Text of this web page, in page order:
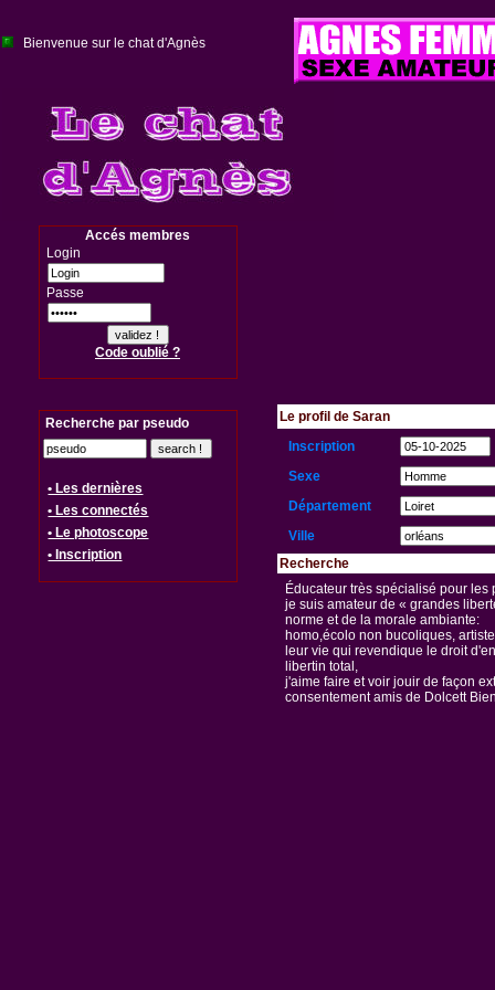
Bienvenue sur le chat d'Agnès
Accés membres
Login
Passe
Code oublié ?
Recherche par pseudo
• Les dernières
• Les connectés
• Le photoscope
• Inscription
Le profil de Saran
Inscription
Sexe
Département
Ville
Recherche
Éducateur très spécialisé pour
je suis amateur de « grandes
norme et de la morale ambiante:
homo,écolo non bucoliques,
leur vie qui revendique le droit
libertin total,
j'aime faire et voir jouir de façon
consentement amis de Dolcett